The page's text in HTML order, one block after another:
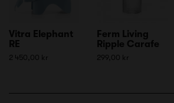
Vitra Elephant
RE
2 450,00 kr
Ferm Living
Ripple Carafe
299,00 kr